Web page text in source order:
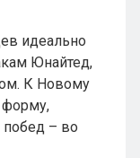
идеально
Юнайтед,
К Новому
форму,
– во